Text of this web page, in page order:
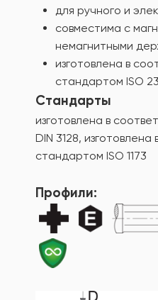
для ручного и
совместима с
немагнитными
изготовлена в
стандартом ISO
Стандарты
изготовлена в
DIN 3128,
стандартом ISO 1173
Профили: